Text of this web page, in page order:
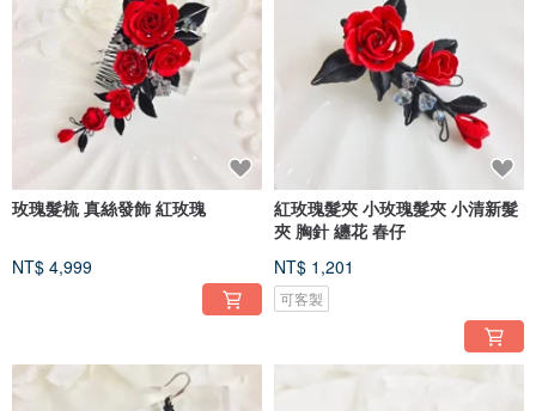
玫瑰髮梳 真絲發飾 紅玫瑰
NT$ 4,999
紅玫瑰髮夾 小玫瑰髮夾 小清新髮
夾 胸針 纏花 春仔
NT$ 1,201
可客製